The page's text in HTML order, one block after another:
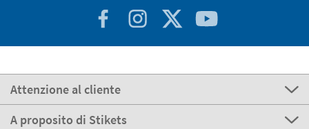
Attenzione al cliente
A proposito di Stikets